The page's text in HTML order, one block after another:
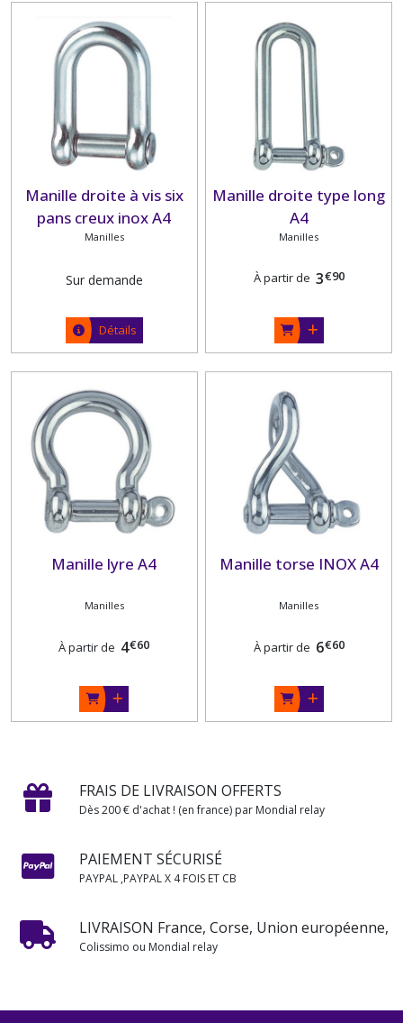
Manille droite à vis six
pans creux inox A4
Manilles
Sur demande
Détails
Manille droite type long
A4
Manilles
À partir de 3€90
Manille lyre A4
Manilles
À partir de 4€60
Manille torse INOX A4
Manilles
À partir de 6€60
FRAIS DE LIVRAISON OFFERTS
Dès 200 € d'achat ! (en france) par Mondial relay
PAIEMENT SÉCURISÉ
PAYPAL ,PAYPAL X 4 FOIS ET CB
LIVRAISON France, Corse, Union européenne,
Colissimo ou Mondial relay